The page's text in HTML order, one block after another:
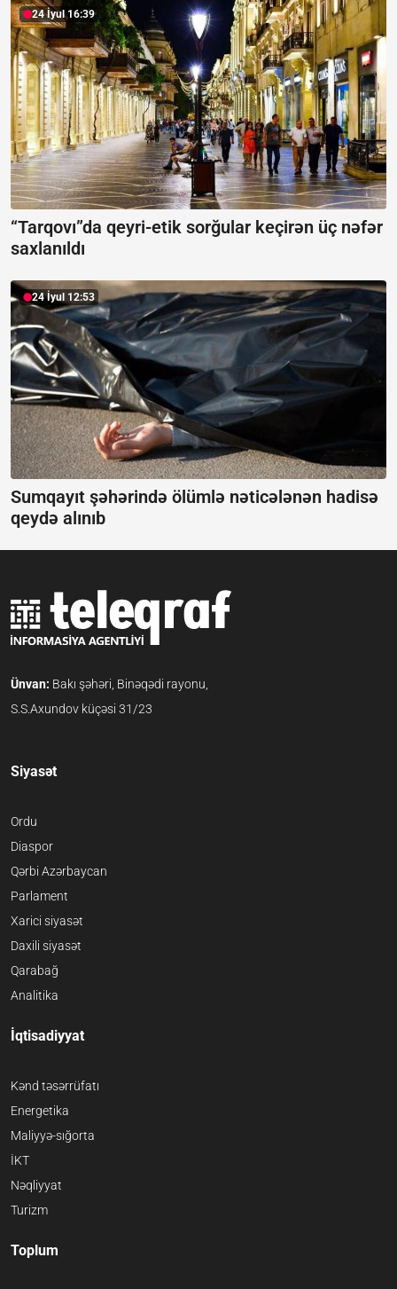
24 İyul 16:39
“Tarqovı”da qeyri-etik sorğular keçirən üç nəfər
saxlanıldı
24 İyul 12:53
Sumqayıt şəhərində ölümlə nəticələnən hadisə
qeydə alınıb
Ünvan: Bakı şəhəri, Binəqədi rayonu,
S.S.Axundov küçəsi 31/23
Siyasət
Ordu
Diaspor
Qərbi Azərbaycan
Parlament
Xarici siyasət
Daxili siyasət
Qarabağ
Analitika
İqtisadiyyat
Kənd təsərrüfatı
Energetika
Maliyyə-sığorta
İKT
Nəqliyyat
Turizm
Toplum